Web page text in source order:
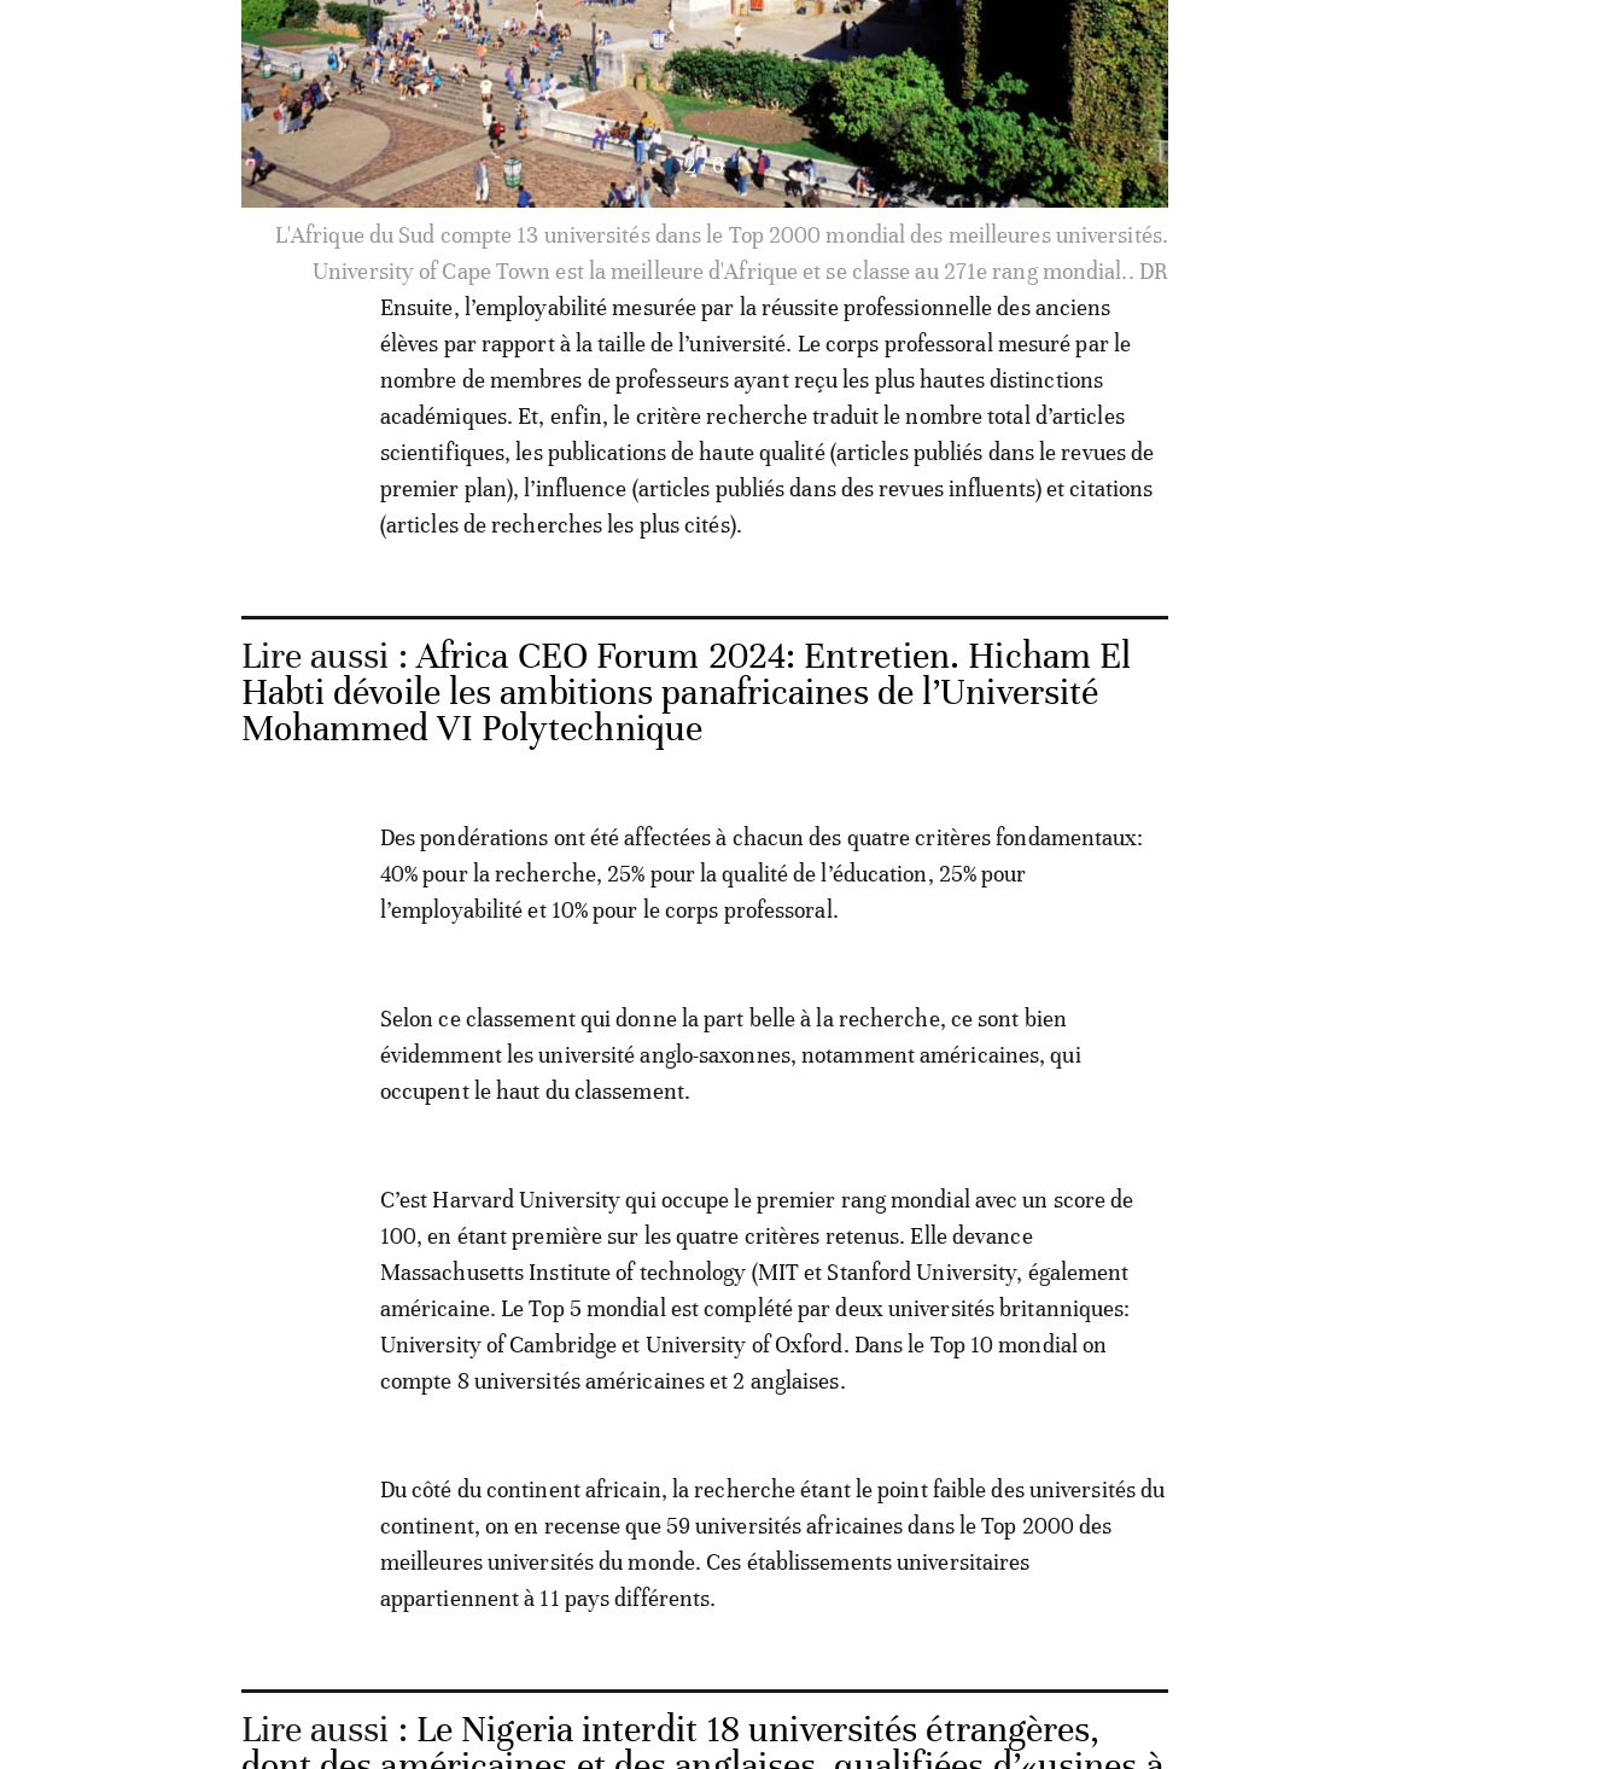
3/6
L'Ethiopie compte 6 universités dans le classement des 2000 meilleures universités du monde.
Addis Ababa University est la mieux classée et se positionne au 841e rang mondial.. DR
Ensuite, l’employabilité mesurée par la réussite professionnelle des anciens
élèves par rapport à la taille de l’université. Le corps professoral mesuré par le
nombre de membres de professeurs ayant reçu les plus hautes distinctions
académiques. Et, enfin, le critère recherche traduit le nombre total d’articles
scientifiques, les publications de haute qualité (articles publiés dans le revues de
premier plan), l’influence (articles publiés dans des revues influents) et citations
(articles de recherches les plus cités).
Lire aussi :Africa CEO Forum 2024: Entretien. Hicham El
Habti dévoile les ambitions panafricaines de l’Université
Mohammed VI Polytechnique
Des pondérations ont été affectées à chacun des quatre critères fondamentaux:
40% pour la recherche, 25% pour la qualité de l’éducation, 25% pour
l’employabilité et 10% pour le corps professoral.
Selon ce classement qui donne la part belle à la recherche, ce sont bien
évidemment les université anglo-saxonnes, notamment américaines, qui
occupent le haut du classement.
C’est Harvard University qui occupe le premier rang mondial avec un score de
100, en étant première sur les quatre critères retenus. Elle devance
Massachusetts Institute of technology (MIT et Stanford University, également
américaine. Le Top 5 mondial est complété par deux universités britanniques:
University of Cambridge et University of Oxford. Dans le Top 10 mondial on
compte 8 universités américaines et 2 anglaises.
Du côté du continent africain, la recherche étant le point faible des universités du
continent, on en recense que 59 universités africaines dans le Top 2000 des
meilleures universités du monde. Ces établissements universitaires
appartiennent à 11 pays différents.
Lire aussi : Le Nigeria interdit 18 universités étrangères,